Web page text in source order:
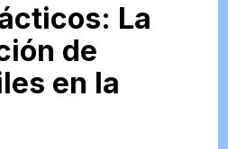
La
de
en la